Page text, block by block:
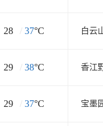
28 / 37°C 白云
29 / 38°C 香江
29 / 37°C 宝墨